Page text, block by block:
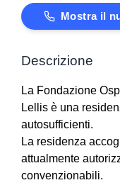
Mostra il
Descrizione
La Fondazione
Lellis è una
autosufficienti.
La residenza
attualmente
convenzionabili.